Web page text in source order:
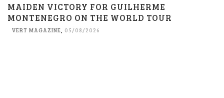
MAIDEN VICTORY FOR GUILHERME
MONTENEGRO ON THE WORLD TOUR
VERT MAGAZINE, 05/08/2026